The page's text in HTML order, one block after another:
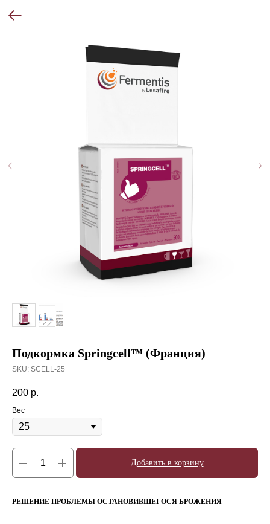
Подкормка Springcell™ (Франция)
SKU: SCELL-25
200 р.
Вес
Добавить в корзину
РЕШЕНИЕ ПРОБЛЕМЫ ОСТАНОВИВШЕГОСЯ БРОЖЕНИЯ